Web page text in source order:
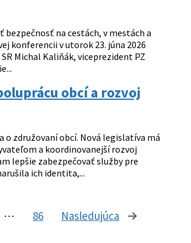
na cestách, v mestách a
konferencii v utorok 23. júna 2026
Michal Kaliňák, viceprezident PZ
obcí a rozvoj
združovaní obcí. Nová legislatíva má
a koordinovanejší rozvoj
lepšie zabezpečovať služby pre
ich identita,...
⋯ 86 Nasledujúca stránka